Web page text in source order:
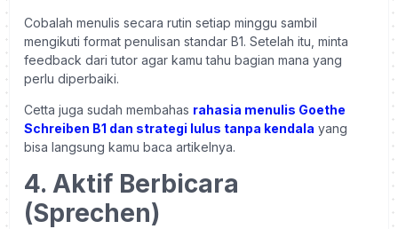
Cobalah menulis secara rutin setiap minggu sambil
mengikuti format penulisan standar B1. Setelah itu, minta
feedback dari tutor agar kamu tahu bagian mana yang
perlu diperbaiki.
Cetta juga sudah membahas rahasia menulis Goethe
Schreiben B1 dan strategi lulus tanpa kendala yang
bisa langsung kamu baca artikelnya.
4. Aktif Berbicara
(Sprechen)